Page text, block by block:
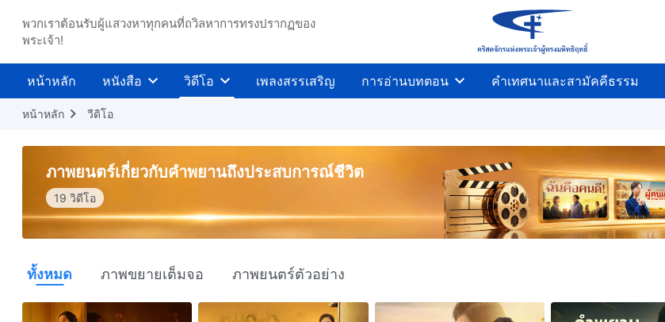
พวกเราต้อนรับผู้แสวงหาทุกคนที่ถวิลหาการทรงปรากฏของ
พระเจ้า!
หน้าหลัก หนังสือ วิดีโอ เพลงสรรเสริญ การอ่านบทตอน คำเทศนาและสามัคคีธรรม
หน้าหลัก วีดิโอ
ภาพยนตร์เกี่ยวกับคำพยานถึงประสบการณ์ชีวิต
19 วิดีโอ
ทั้งหมด ภาพขยายเต็มจอ ภาพยนตร์ตัวอย่าง